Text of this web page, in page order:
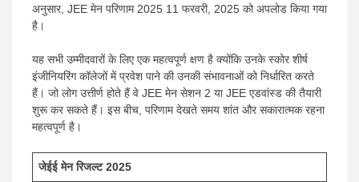
अनुसार, JEE मेन परिणाम 2025 11 फरवरी, 2025 को अपलोड किया गया
है।
यह सभी उम्मीदवारों के लिए एक महत्वपूर्ण क्षण है क्योंकि उनके स्कोर शीर्ष
इंजीनियरिंग कॉलेजों में प्रवेश पाने की उनकी संभावनाओं को निर्धारित करते
हैं। जो लोग उत्तीर्ण होते हैं वे JEE मेन सेशन 2 या JEE एडवांस्ड की तैयारी
शुरू कर सकते हैं। इस बीच, परिणाम देखते समय शांत और सकारात्मक रहना
महत्वपूर्ण है।
जेईई मेन रिजल्ट 2025